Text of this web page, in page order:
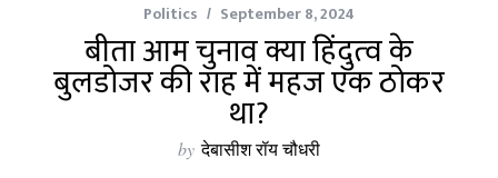
Politics September 8, 2024
बीता आम चुनाव क्या हिंदुत्‍व के
बुलडोजर की राह में महज एक ठोकर
था?
by देबासीश रॉय चौधरी